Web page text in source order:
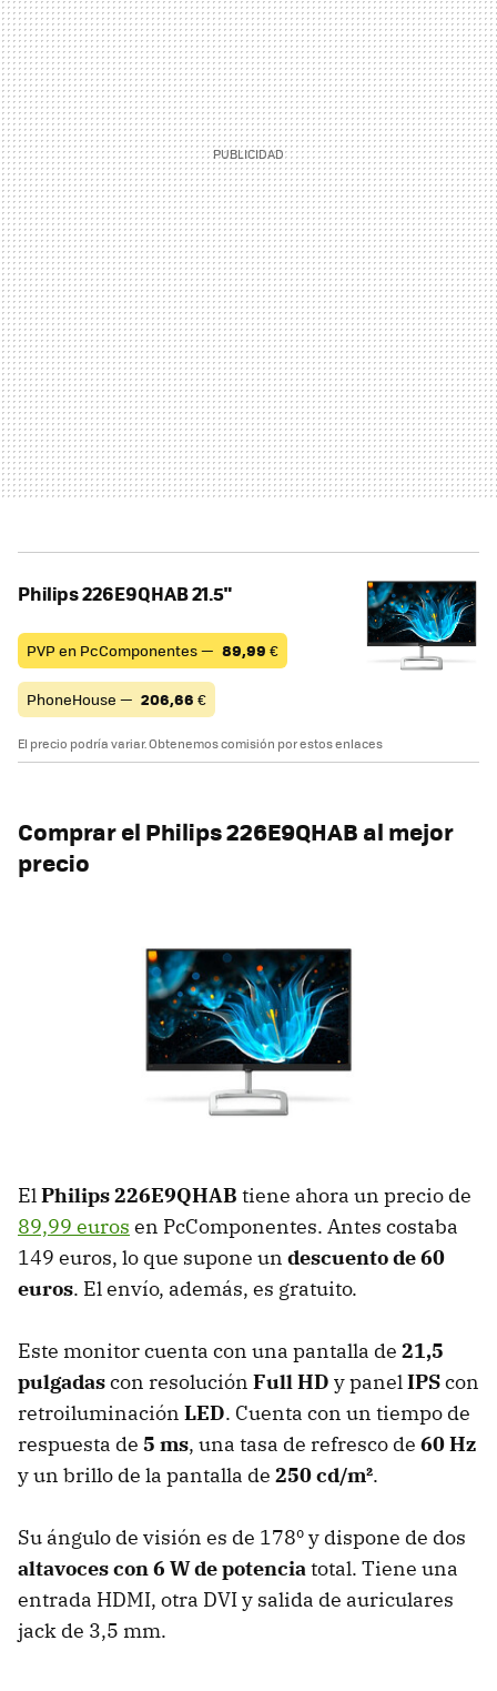
Philips 226E9QHAB 21.5"
PVP en PcComponentes — 89,99 €
PhoneHouse — 206,66 €
El precio podría variar. Obtenemos comisión por estos enlaces
Comprar el Philips 226E9QHAB al mejor
precio
ElPhilips 226E9QHAB tiene ahora un precio de
89,99 euros en PcComponentes. Antes costaba
149 euros, lo que supone un descuento de 60
euros. El envío, además, es gratuito.
Este monitor cuenta con una pantalla de 21,5
pulgadascon resolución Full HD y panelIPScon
retroiluminación LED. Cuenta con un tiempo de
respuesta de 5 ms, una tasa de refresco de 60 Hz
y un brillo de la pantalla de 250 cd/m².
Su ángulo de visión es de 178º y dispone de dos
altavoces con 6 W de potenciatotal. Tiene una
entrada HDMI, otra DVI y salida de auriculares
jack de 3,5 mm.